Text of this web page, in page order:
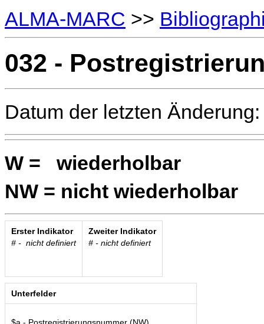
ALMA-MARC >>
032 -
Datum der letzten
W = wiederholbar
NW = nicht wiederholbar
Erster Indikator
# - nicht definiert
Zweiter Indikator
# - nicht definiert
Unterfelder